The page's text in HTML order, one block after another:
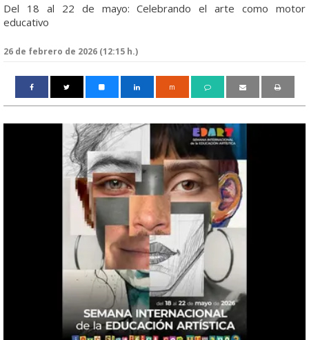
Del 18 al 22 de mayo: Celebrando el arte como motor
educativo
26 de febrero de 2026 (12:15 h.)
m